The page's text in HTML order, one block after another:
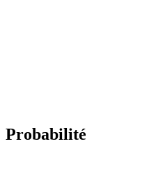
Probabilité